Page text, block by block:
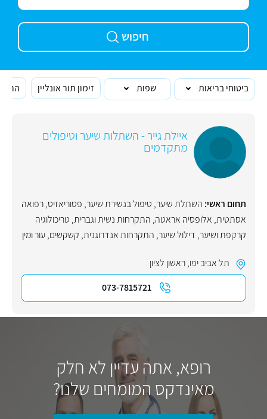
חיפוש
ביטוחי בריאות שפות זימון תור אונליין
איילת גייר - השתלות שיער וטיפולים
מתקדמים
תחום ראשי: השתלת שיער, טיפול בנשירת שיער, פסוריאזיס,רפואה
אסתטית, אלופסיה אראטה, התקרחות נשית וגברית, טריכולוגיה
קרקפת ושיער, דילול שיער, התקרחות אנדרוגנית, קשקשים,עור ומין
תל אביב יפו,ראשון לציון
073-7815721
רופא, אתה עדיין לא חלק
מאינדקס המומחים שלנו?